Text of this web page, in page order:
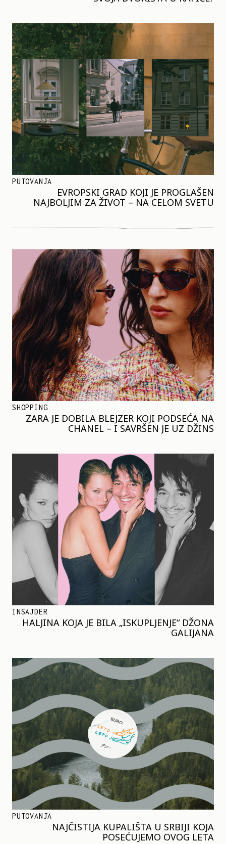
PUTOVANJA
EVROPSKI GRAD KOJI JE PROGLAŠEN
NAJBOLJIM ZA ŽIVOT – NA CELOM SVETU
SHOPPING
ZARA JE DOBILA BLEJZER KOJI PODSEĆA NA
CHANEL – I SAVRŠEN JE UZ DŽINS
INSAJDER
HALJINA KOJA JE BILA „ISKUPLJENJE“ DŽONA
GALIJANA
PUTOVANJA
NAJČISTIJA KUPALIŠTA U SRBIJI KOJA
POSEĆUJEMO OVOG LETA